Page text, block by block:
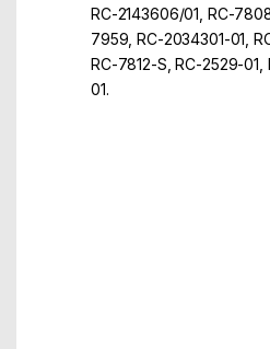
RC-2143606/01, RC-
7959, RC-2034301-01,
RC-7812-S, RC-2529-
01.